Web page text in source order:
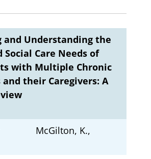
Understanding the
Care Needs of
with Multiple Chronic
their Caregivers: A
McGilton, K.,